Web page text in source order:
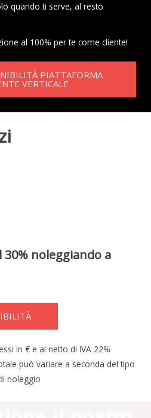
quando ti serve, al resto
al 100% per te come cliente!
PIATTAFORMA
VERTICALE
30% noleggiando a
in € e al netto di IVA 22%
può variare a seconda del tipo
noleggio